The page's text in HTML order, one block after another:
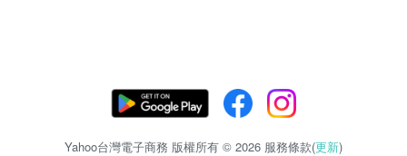
Yahoo台灣電子商務 版權所有 © 2026 服務條款(更新)